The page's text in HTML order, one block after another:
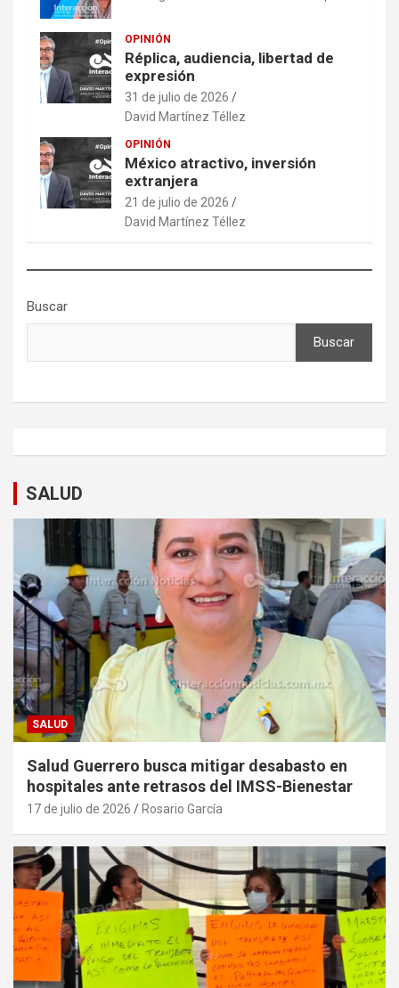
OPINIÓN
Réplica, audiencia, libertad de
expresión
31 de julio de 2026
David Martínez Téllez
OPINIÓN
México atractivo, inversión
extranjera
21 de julio de 2026
David Martínez Téllez
Buscar
Buscar
SALUD
SALUD
Salud Guerrero busca mitigar desabasto en
hospitales ante retrasos del IMSS-Bienestar
17 de julio de 2026 Rosario García